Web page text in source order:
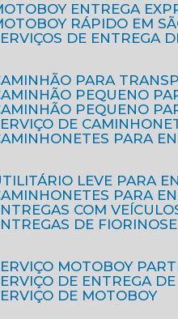
MOTOBOY ENTREGA
MOTOBOY RÁPIDO EM
SERVIÇOS DE ENTREGA
CAMINHÃO PARA
CAMINHÃO PEQUENO
CAMINHÃO PEQUENO
SERVIÇO DE
CAMINHONETES PARA
UTILITÁRIO LEVE PARA
CAMINHONETES PARA
ENTREGAS COM
ENTREGAS DE FIORINO
SERVIÇO MOTOBOY
SERVIÇO DE ENTREGA
SERVIÇO DE MOTOBOY